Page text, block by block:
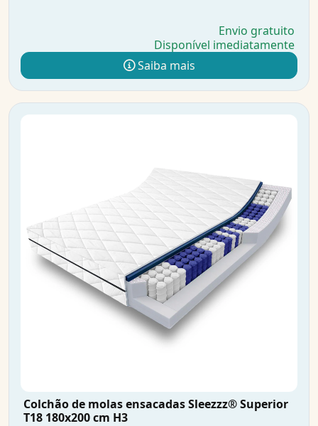
Envio gratuito
Disponível imediatamente
Saiba mais
Colchão de molas ensacadas Sleezzz® Superior
T18 180x200 cm H3